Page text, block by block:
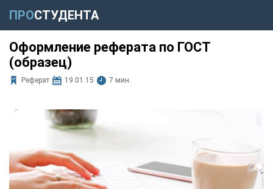
ПРОСТУДЕНТА
Оформление реферата по ГОСТ
(образец)
Реферат 19.01.15 7 мин.